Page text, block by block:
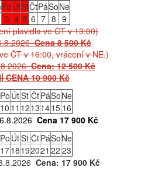
PoÚtStČtPáSoNe
3 4 5 6 7 8 9
plavidla ve ČT v 13:00)
Cena 8 500 Kč
ČT v 16:00, vrácení v NE.)
Cena: 12 500 Kč
CENA 10 900 Kč
Po ÚtSt ČtPáSoNe
10 11 12131415 16
Cena 17 900 Kč
Po ÚtSt ČtPáSoNe
1718192021 22 23
Cena: 17 900 Kč